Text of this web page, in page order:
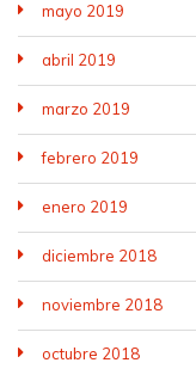
mayo 2019
abril 2019
marzo 2019
febrero 2019
enero 2019
diciembre 2018
noviembre 2018
octubre 2018